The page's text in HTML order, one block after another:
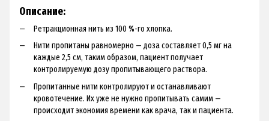
Описание:
Ретракционная нить из 100 %-го хлопка.
Нити пропитаны равномерно — доза составляет 0,5 мг на
каждые 2,5 см, таким образом, пациент получает
контролируемую дозу пропитывающего раствора.
Пропитанные нити контролируют и останавливают
кровотечение. Их уже не нужно пропитывать самим —
происходит экономия времени как врача, так и пациента.